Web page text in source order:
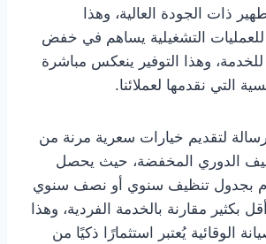
ذات الجودة العالية، وهذا
للعمليات التشغيلية يساهم في خفض
للخدمة، وهذا التوفير ينعكس مباشرة
التي نقدمها لعملائنا.
لتقديم خيارات سعرية مرنة من
الدوري المخفضة، حيث يحصل
بجدول تنظيف سنوي أو نصف سنوي
مقارنة بالخدمة الفردية، وهذا
الوقائية يُعتبر استثمارًا ذكيًا من